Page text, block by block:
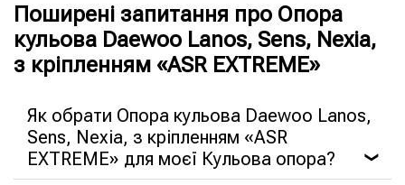
Поширені запитання про Опора
кульова Daewoo Lanos, Sens, Nexia,
з кріпленням «ASR EXTREME»
Як обрати Опора кульова Daewoo Lanos,
Sens, Nexia, з кріпленням «ASR
EXTREME» для моєї Кульова опора?
❯